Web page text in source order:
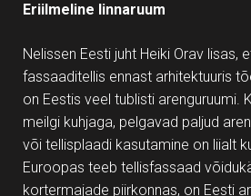
Eriilmeline linnaruum
Nelissen Eesti juht Heiki Orav lisas,
fassaaditellis ennast arhitektuuris
on Eestis veel tublisti arenguruumi.
meilgi kuhjaga, pelgavad paljud
või tellisplaadi kasutamine on liialt
Euroopas teeb tellisfassaad
kortermajade piirkonnas, on Eesti